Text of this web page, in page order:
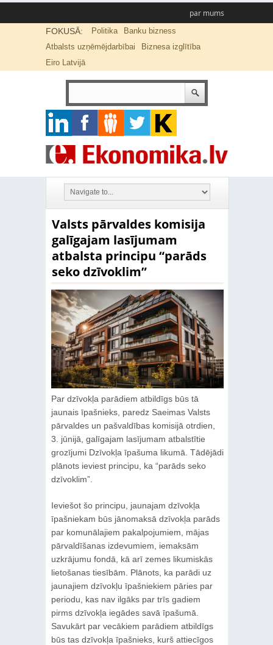
par mums
FOKUSĀ: Politika
Banku bizness
Atbalsts uzņēmējdarbībai
Biznesa izglītība
Eiro Latvijā
Valsts pārvaldes komisija
galīgajam lasījumam
atbalsta principu “parāds
seko dzīvoklim”
Par dzīvokļa parādiem atbildīgs būs tā
jaunais īpašnieks, paredz Saeimas Valsts
pārvaldes un pašvaldības komisijā otrdien,
3. jūnijā, galīgajam lasījumam atbalstītie
grozījumi Dzīvokļa īpašuma likumā. Tādējādi
plānots ieviest principu, ka “parāds seko
dzīvoklim”.
Ieviešot šo principu, jaunajam dzīvokļa
īpašniekam būs jānomaksā dzīvokļa parāds
par komunālajiem pakalpojumiem, mājas
pārvaldīšanas izdevumiem, iemaksām
uzkrājumu fondā, kā arī zemes likumiskās
lietošanas tiesībām. Plānots, ka parādi uz
jaunajiem dzīvokļu īpašniekiem pāries par
periodu, kas nav ilgāks par trīs gadiem
pirms dzīvokļa iegādes savā īpašumā.
Savukārt par vecākiem parādiem atbildīgs
būs tas dzīvokļa īpašnieks, kurš attiecīgos